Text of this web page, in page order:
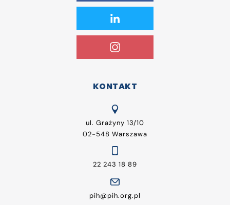
KONTAKT
ul. Grażyny 13/10
02-548 Warszawa
22 243 18 89
pih@pih.org.pl